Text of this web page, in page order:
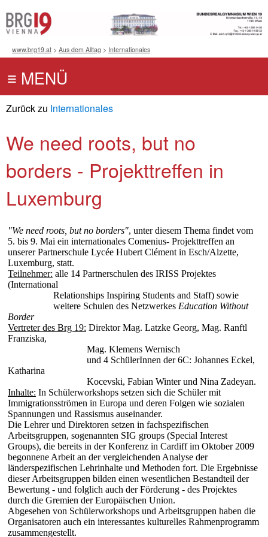
www.brg19.at > Aus dem Alltag > Internationales
Zurück zu Internationales
We need roots, but no
borders - Projekttreffen in
Luxemburg
"We need roots, but no borders", unter diesem Thema findet vom
5. bis 9. Mai ein internationales Comenius- Projekttreffen an
unserer Partnerschule Lycée Hubert Clément in Esch/Alzette,
Luxemburg, statt.
Teilnehmer: alle 14 Partnerschulen des IRISS Projektes
(International
Relationships Inspiring Students and Staff) sowie
weitere Schulen des Netzwerkes Education Without
Border
Vertreter des Brg 19: Direktor Mag. Latzke Georg, Mag. Ranftl
Franziska,
Mag. Klemens Wernisch
und 4 SchülerInnen der 6C: Johannes Eckel,
Katharina
Kocevski, Fabian Winter und Nina Zadeyan.
Inhalte: In Schülerworkshops setzen sich die Schüler mit
Immigrationsströmen in Europa und deren Folgen wie sozialen
Spannungen und Rassismus auseinander.
Die Lehrer und Direktoren setzen in fachspezifischen
Arbeitsgruppen, sogenannten SIG groups (Special Interest
Groups), die bereits in der Konferenz in Cardiff im Oktober 2009
begonnene Arbeit an der vergleichenden Analyse der
länderspezifischen Lehrinhalte und Methoden fort. Die Ergebnisse
dieser Arbeitsgruppen bilden einen wesentlichen Bestandteil der
Bewertung - und folglich auch der Förderung - des Projektes
durch die Gremien der Europäischen Union.
Abgesehen von Schülerworkshops und Arbeitsgruppen haben die
Organisatoren auch ein interessantes kulturelles Rahmenprogramm
zusammengestellt.